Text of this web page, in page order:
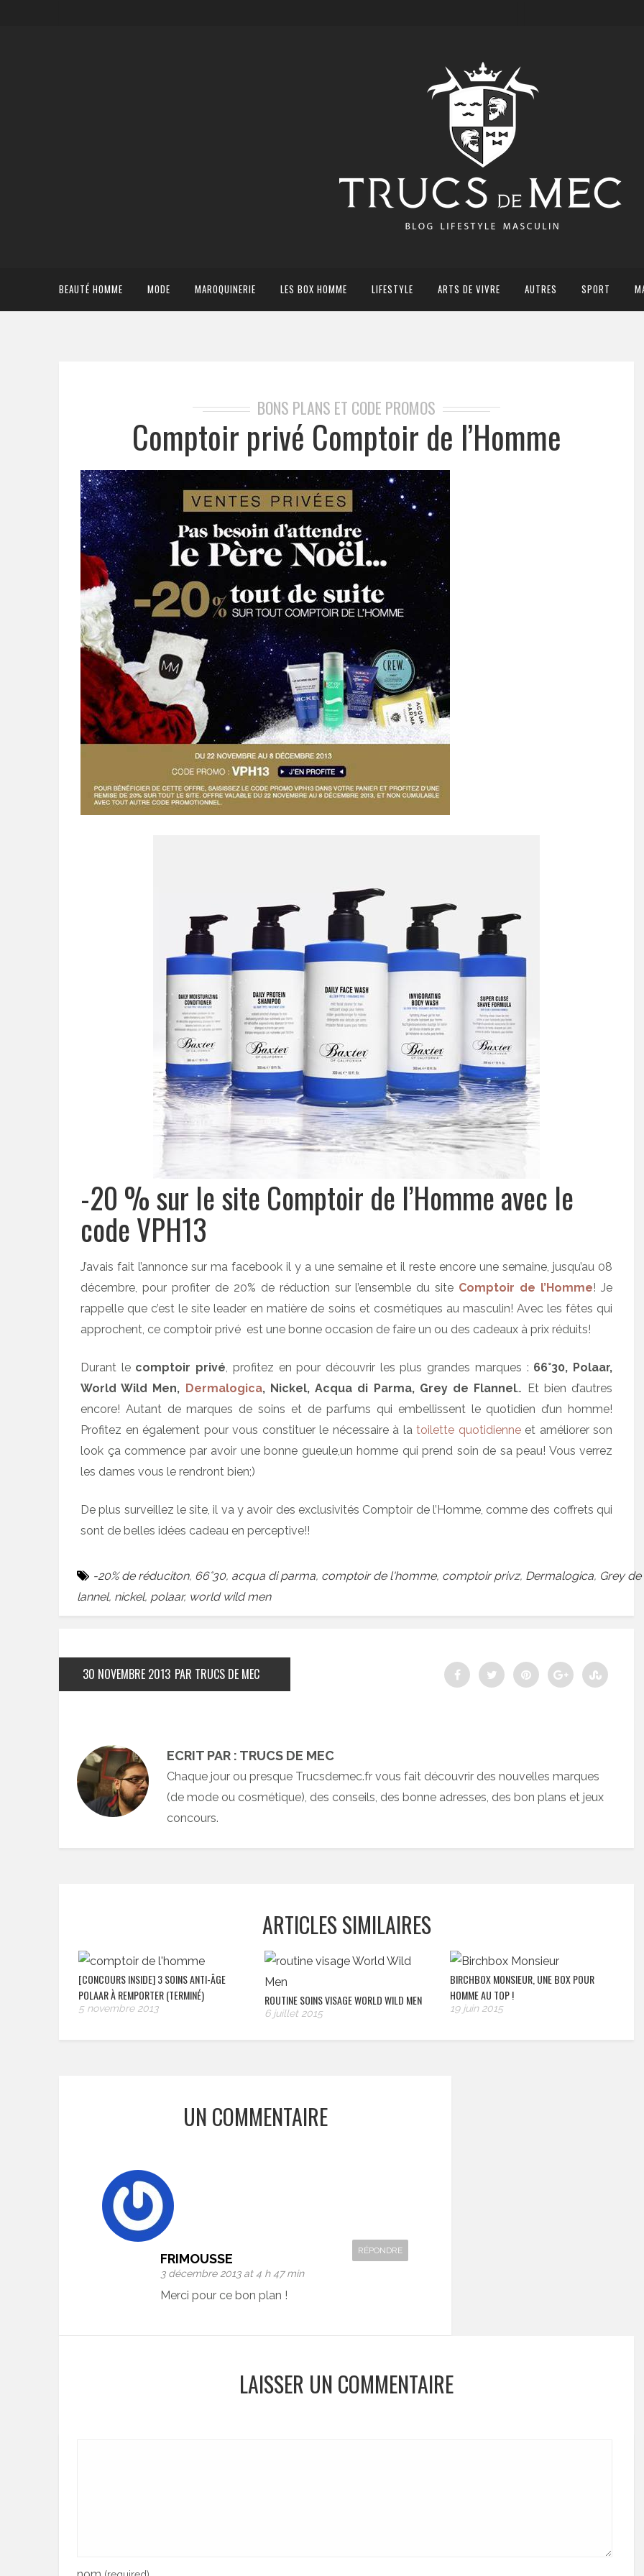
BEAUTÉ HOMME MODE MAROQUINERIE LES BOX HOMME LIFESTYLE ARTS DE VIVRE AUTRES SPORT
BONS PLANS ET CODE PROMOS
Comptoir privé Comptoir de l’Homme
-20 % sur le site Comptoir de l’Homme avec le
code VPH13
J’avais fait l’annonce sur ma facebook il y a une semaine et il reste encore une semaine, jusqu’au 08
décembre, pour profiter de 20% de réduction sur l’ensemble du site Comptoir de l’Homme! Je
rappelle que c’est le site leader en matière de soins et cosmétiques au masculin! Avec les fêtes qui
approchent, ce comptoir privé est une bonne occasion de faire un ou des cadeaux à prix réduits!
Durant le comptoir privé, profitez en pour découvrir les plus grandes marques : 66°30, Polaar,
World Wild Men, Dermalogica, Nickel, Acqua di Parma, Grey de Flannel… Et bien d’autres
encore! Autant de marques de soins et de parfums qui embellissent le quotidien d’un homme!
Profitez en également pour vous constituer le nécessaire à la toilette quotidienneet améliorer son
look ça commence par avoir une bonne gueule,un homme qui prend soin de sa peau! Vous verrez
les dames vous le rendront bien;)
De plus surveillez le site, il va y avoir des exclusivités Comptoir de l’Homme, comme des coffrets qui
sont de belles idées cadeau en perceptive!!
-20% de réduciton, 66°30, acqua di parma, comptoir de l'homme, comptoir privz, Dermalogica, Grey de
lannel, nickel, polaar, world wild men
30 NOVEMBRE 2013 PAR TRUCS DE MEC
ECRIT PAR : TRUCS DE MEC
Chaque jour ou presque Trucsdemec.fr vous fait découvrir des nouvelles marques
(de mode ou cosmétique), des conseils, des bonne adresses, des bon plans et jeux
concours.
ARTICLES SIMILAIRES
[CONCOURS INSIDE] 3 SOINS ANTI-ÂGE
POLAAR À REMPORTER (TERMINÉ)
5 novembre 2013
ROUTINE SOINS VISAGE WORLD WILD MEN
6 juillet 2015
BIRCHBOX MONSIEUR, UNE BOX POUR
HOMME AU TOP !
19 juin 2015
UN COMMENTAIRE
FRIMOUSSE
3 décembre 2013 at 4 h 47 min
RÉPONDRE
Merci pour ce bon plan !
LAISSER UN COMMENTAIRE